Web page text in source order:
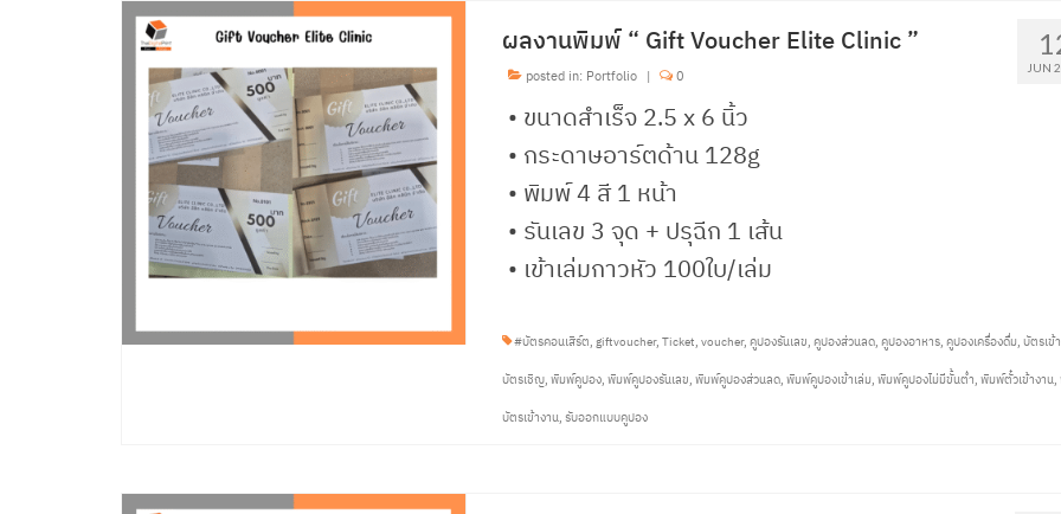
JUN
ผลงานพิมพ์ “ Gift Voucher Elite Clinic ”
posted in: Portfolio | 0
• ขนาดสำเร็จ 2.5 x 6 นิ้ว
• กระดาษอาร์ตด้าน 128g
• พิมพ์ 4 สี 1 หน้า
• รันเลข 3 จุด + ปรุฉีก 1 เส้น
• เข้าเล่มกาวหัว 100ใบ/เล่ม
#บัตรคอนเสิร์ต ,giftvoucher,Ticket ,voucher,คูปองรันเลข ,คูปองส่วนลด ,คูปองอาหาร ,คูปองเครื่องดื่ม ,บัตรเข้
บัตรเชิญ ,พิมพ์คูปอง ,พิมพ์คูปองรันเลข ,พิมพ์คูปองส่วนลด ,พิมพ์คูปองเข้าเล่ม ,พิมพ์คูปองไม่มีขั้นต่ำ ,พิมพ์ตั๋วเข้างาน ,
บัตรเข้างาน ,รับออกแบบคูปอง